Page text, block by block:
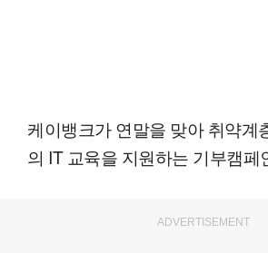
케이뱅크가 연말을 맞아 취약계
의 IT 교육을 지원하는 기부캠페
ADVERTISEMENT